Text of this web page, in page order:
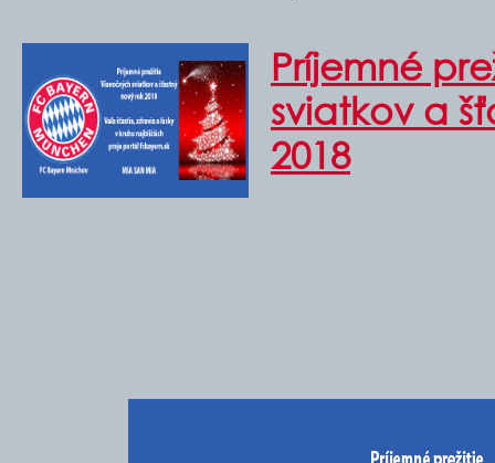
Príjemné
sviatkov a
2018